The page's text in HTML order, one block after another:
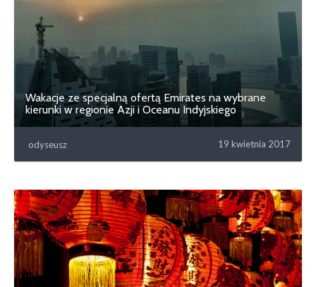
Wakacje ze specjalną ofertą Emirates na wybrane
kierunki w regionie Azji i Oceanu Indyjskiego
odyseusz 19 kwietnia 2017